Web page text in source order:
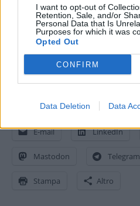
I want to opt-out of
Retention, Sale, and/or
Personal Data that Is
Purposes for which it was
Opted Out
CONFIRM
Data Deletion Data
soluzione FeedbackNow – “ La
la risposta alle esigenze dei clienti
far sentire gli utenti al sicuro e a
di FeedbackNow consentirà alle
renderà la sicurezza dei clienti
Condividi questo articolo:
E-mail LinkedIn
Mastodon Telegram
Stampa Altro